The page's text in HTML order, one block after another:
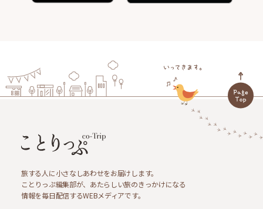
旅する人に小さなしあわせをお届けします。
ことりっぷ編集部が、あたらしい旅のきっかけになる
情報を毎日配信するWEBメディアです。